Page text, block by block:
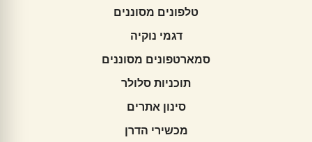
טלפונים מסוננים
דגמי נוקיה
סמארטפונים מסוננים
תוכניות סלולר
סינון אתרים
מכשירי הדרן